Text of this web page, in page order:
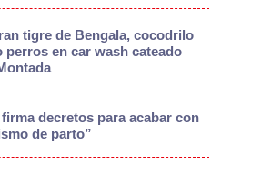
tigre de Bengala, cocodrilo
perros en car wash cateado
decretos para acabar con
de parto”